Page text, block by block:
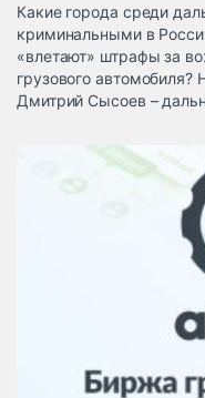
Какие города среди
криминальными в
«влетают» штрафы за
грузового автомобиля?
Дмитрий Сысоев –